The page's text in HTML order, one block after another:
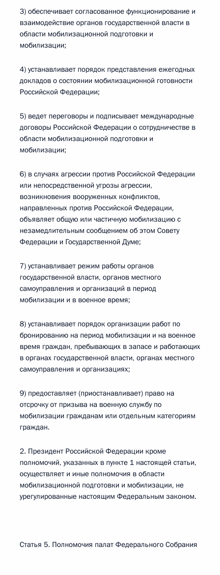
3) обеспечивает согласованное функционирование и
взаимодействие органов государственной власти в
области мобилизационной подготовки и
мобилизации;
4) устанавливает порядок представления ежегодных
докладов о состоянии мобилизационной готовности
Российской Федерации;
5) ведет переговоры и подписывает международные
договоры Российской Федерации о сотрудничестве в
области мобилизационной подготовки и
мобилизации;
6) в случаях агрессии против Российской Федерации
или непосредственной угрозы агрессии,
возникновения вооруженных конфликтов,
направленных против Российской Федерации,
объявляет общую или частичную мобилизацию с
незамедлительным сообщением об этом Совету
Федерации и Государственной Думе;
7) устанавливает режим работы органов
государственной власти, органов местного
самоуправления и организаций в период
мобилизации и в военное время;
8) устанавливает порядок организации работ по
бронированию на период мобилизации и на военное
время граждан, пребывающих в запасе и работающих
в органах государственной власти, органах местного
самоуправления и организациях;
9) предоставляет (приостанавливает) право на
отсрочку от призыва на военную службу по
мобилизации гражданам или отдельным категориям
граждан.
2. Президент Российской Федерации кроме
полномочий, указанных в пункте 1 настоящей статьи,
осуществляет и иные полномочия в области
мобилизационной подготовки и мобилизации, не
урегулированные настоящим Федеральным законом.
Статья 5. Полномочия палат Федерального Собрания